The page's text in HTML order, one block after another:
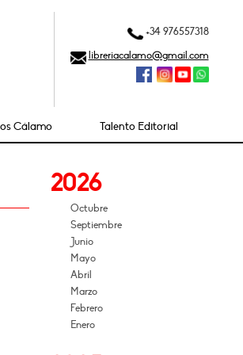
+34 976557318
libreriacalamo@gmail.com
Cálamo Talento Editorial
2026
Octubre
Septiembre
Junio
Mayo
Abril
Marzo
Febrero
Enero